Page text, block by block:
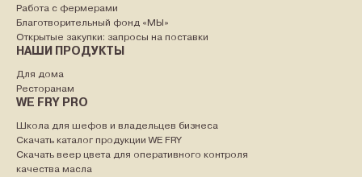
Работа с фермерами
Благотворительный фонд «МЫ»
Открытые закупки: запросы на поставки
НАШИ ПРОДУКТЫ
Для дома
Ресторанам
WE FRY PRO
Школа для шефов и владельцев бизнеса
Скачать каталог продукции WE FRY
Скачать веер цвета для оперативного контроля
качества масла